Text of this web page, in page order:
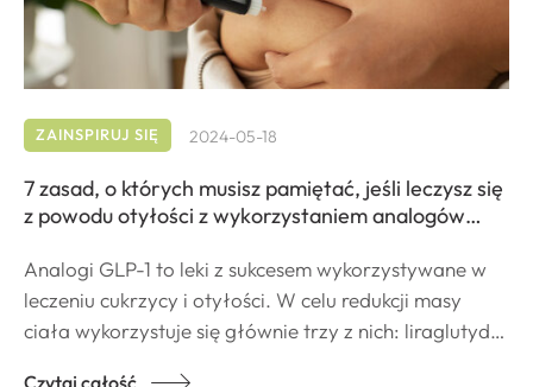
ZAINSPIRUJ SIĘ 2024-05-18
7 zasad, o których musisz pamiętać, jeśli leczysz się
z powodu otyłości z wykorzystaniem analogów
Analogi GLP-1 to leki z sukcesem wykorzystywane w
leczeniu cukrzycy i otyłości. W celu redukcji masy
ciała wykorzystuje się głównie trzy z nich: liraglutyd,